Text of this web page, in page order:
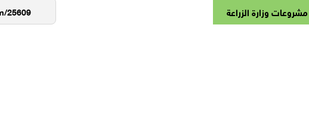
مشروعات وزارة الزراعة